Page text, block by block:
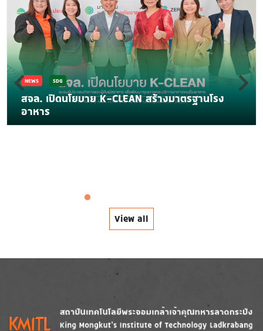
NEWS SDG
สจล. เปิดนโยบาย K-CLEAN สร้างมาตรฐานโรง
อาหาร
View all
Image